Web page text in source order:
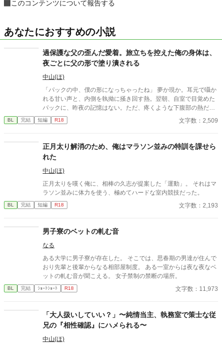
このコンテンツについて報告する
あなたにおすすめの小説
過保護な父の歪んだ愛着。旅立ちを控えた俺の身体は、
夜ごとに父の形で塗り潰される
中山(ほ)
「パックの中、僕の形になっちゃったね」 夢か現か。耳元で囁か
れる甘い声と、内側を執拗に掻き回す熱。翌朝、自室で目覚めた
パックに、昨夜の記憶はない。ただ、疼くような下腹部の熱だけ
が残っていた。 相談しようと向かった相手こそが、自分を侵食し
ている張本人だとも知らずに、パックは父の部屋の扉を開く。 こ
BL 完結 短編 R18 文字数：2,509
正月太り解消のため、俺はマラソン並みの特訓を課せら
れた
中山(ほ)
正月太りを嘆く俺に、相棒の久志が提案した「運動」。 それはマ
ラソン並みに体力を使う、極めてハードな室内競技だった。
BL 完結 短編 R18 文字数：2,193
男子寮のベットの軋む音
なる
ある大学に男子寮が存在した。 そこでは、思春期の男達が住んで
おり先輩と後輩からなる相部屋制度。 ある一室からは夜な夜なベ
ットの軋む音が聞こえる。 女子禁制の禁断の場所。
BL 完結 ｼｮｰﾄｼｮｰﾄ R18 文字数：11,973
「大人扱いしていい？」〜純情当主、執務室で策士な従
兄の『相性確認』にハメられる〜
中山(ほ)